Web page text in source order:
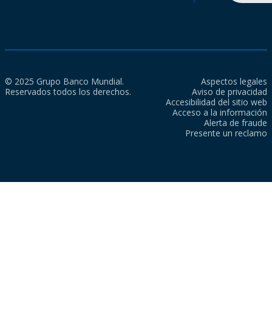
© 2025 Grupo Banco Mundial.
Reservados todos los derechos.
Aspectos legales
Aviso de privacidad
Accesibilidad del sitio web
Acceso a la información
Alerta de fraude
Presente un reclamo